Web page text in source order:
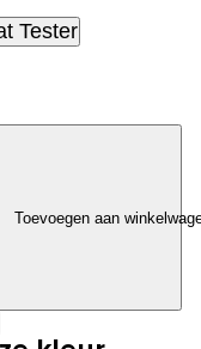
Tester
Toevoegen aan